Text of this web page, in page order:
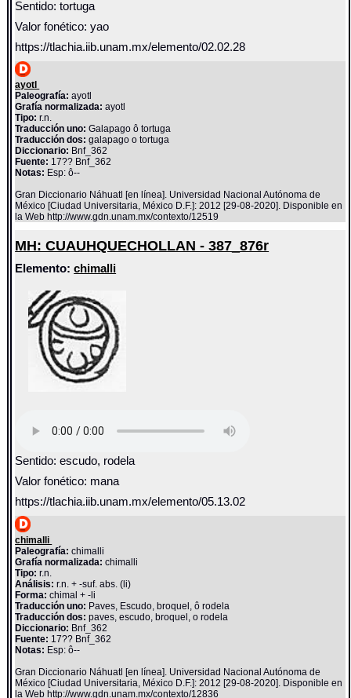
Sentido: tortuga
Valor fonético: yao
https://tlachia.iib.unam.mx/elemento/02.02.28
ayotl
Paleografía: ayotl
Grafía normalizada: ayotl
Tipo: r.n.
Traducción uno: Galapago ô tortuga
Traducción dos: galapago o tortuga
Diccionario: Bnf_362
Fuente: 17?? Bnf_362
Notas: Esp: ô--
Gran Diccionario Náhuatl [en línea]. Universidad Nacional Autónoma de
México [Ciudad Universitaria, México D.F.]: 2012 [29-08-2020]. Disponible en
la Web http://www.gdn.unam.mx/contexto/12519
MH: CUAUHQUECHOLLAN - 387_876r
Elemento:chimalli
Sentido: escudo, rodela
Valor fonético: mana
https://tlachia.iib.unam.mx/elemento/05.13.02
chimalli
Paleografía: chimalli
Grafía normalizada: chimalli
Tipo: r.n.
Análisis: r.n. + -suf. abs. (li)
Forma: chimal + -li
Traducción uno: Paves, Escudo, broquel, ô rodela
Traducción dos: paves, escudo, broquel, o rodela
Diccionario: Bnf_362
Fuente: 17?? Bnf_362
Notas: Esp: ô--
Gran Diccionario Náhuatl [en línea]. Universidad Nacional Autónoma de
México [Ciudad Universitaria, México D.F.]: 2012 [29-08-2020]. Disponible en
la Web http://www.gdn.unam.mx/contexto/12836